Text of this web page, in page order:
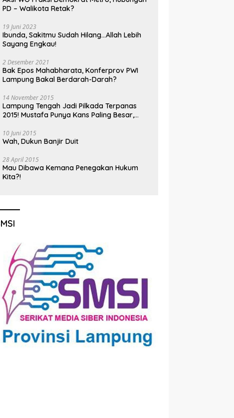
PD – Walikota Retak?
19 Juni 2023
Ibunda, Sakitmu Sudah Hilang…Allah Lebih
Sayang Engkau!
2 Desember 2021
Bak Epos Mahabharata, Konferprov PWI
Lampung Bakal Berdarah-Darah?
14 November 2015
Lampung Tengah Jadi Pilkada Terpanas
2015! Mustafa Punya Kans Paling Besar,
10 Juni 2015
Wah, Dukun Banjir Duit
28 April 2015
Mau Dibawa Kemana Penegakan Hukum
Kita?!